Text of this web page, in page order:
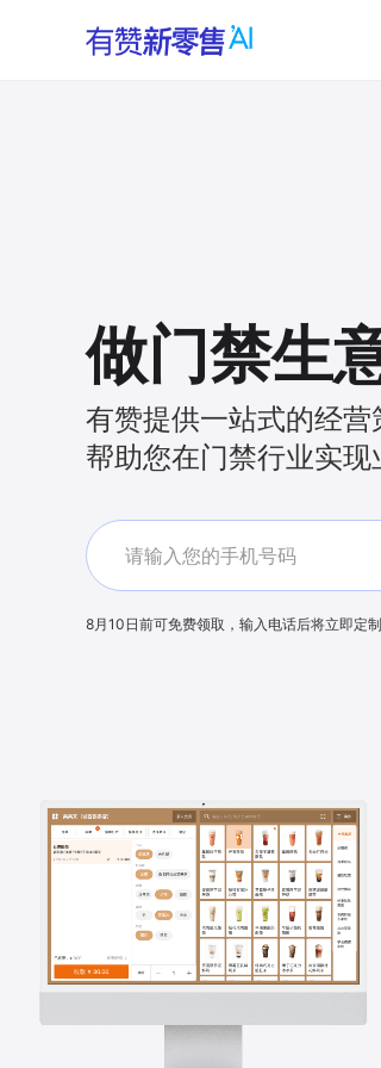
做门禁生
有赞提供一站式的经
帮助您在门禁行业实现
8月10日前可免费领取，输入电话后将立即定